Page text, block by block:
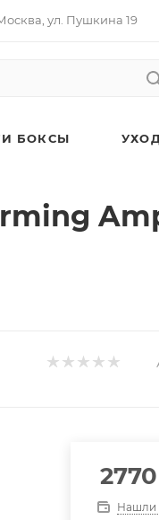
ул. Пушкина 19
БОКСЫ
2770
Нашли